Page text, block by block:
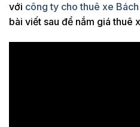
với công ty cho thuê xe
bài viết sau để nắm giá thuê